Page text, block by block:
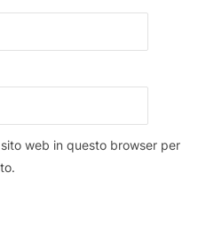
web in questo browser per